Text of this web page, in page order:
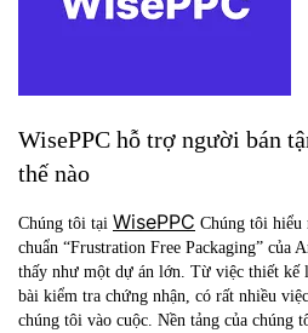
WisePPC hỗ trợ người bán
thế nào
Chúng tôi tại WisePPC Chúng tôi hiểu
chuẩn “Frustration Free Packaging” của
thấy như một dự án lớn. Từ việc thiết kế
bài kiểm tra chứng nhận, có rất nhiều
chúng tôi vào cuộc. Nền tảng của chúng